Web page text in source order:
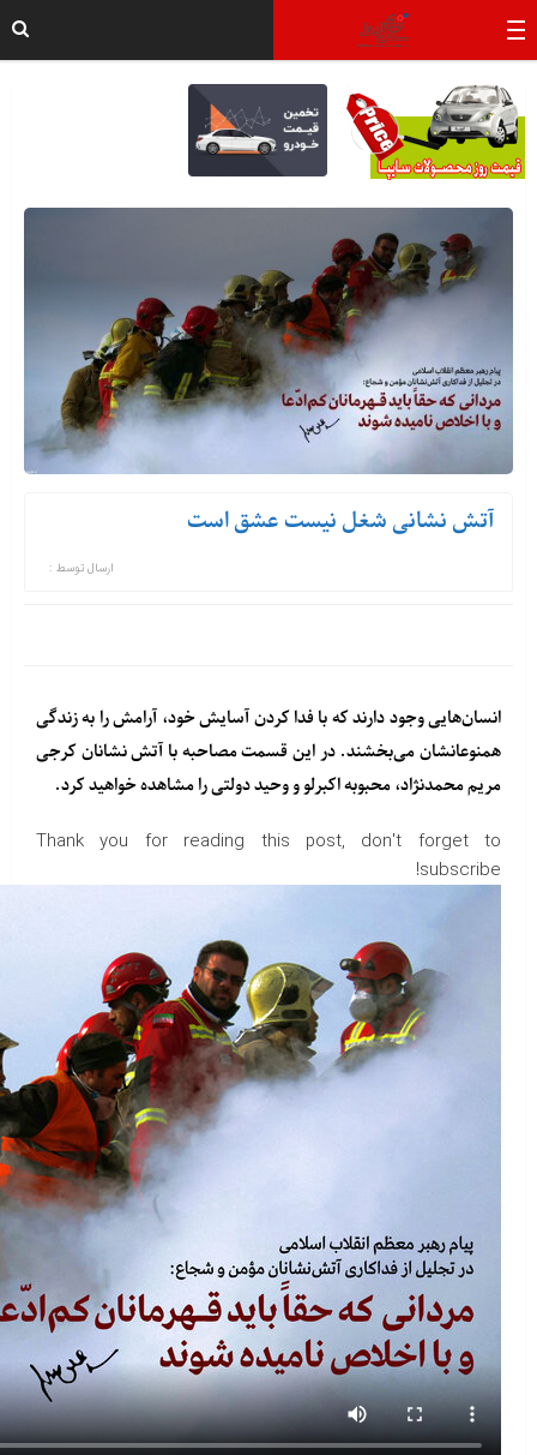
آتش نشانی شغل نیست عشق است
ارسال توسط :
انسان‌هایی وجود دارند که با فدا کردن آسایش خود، آرامش را به زندگی
همنوعانشان می‌بخشند. در این قسمت مصاحبه با آتش نشانان کرجی
مریم محمدنژاد، محبوبه اکبرلو و وحید دولتی را مشاهده خواهید کرد.
Thank you for reading this post, don't forget to
subscribe!